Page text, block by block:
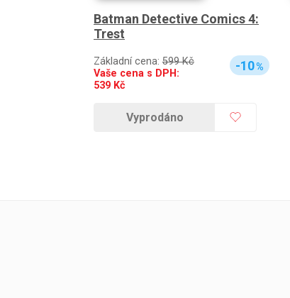
Batman Detective Comics 4:
Trest
Základní cena: 599 Kč
Vaše cena s DPH:
539 Kč
-10%
Vyprodáno